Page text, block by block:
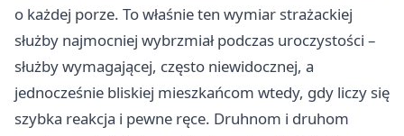
o każdej porze. To właśnie ten wymiar strażackiej
służby najmocniej wybrzmiał podczas uroczystości –
służby wymagającej, często niewidocznej, a
jednocześnie bliskiej mieszkańcom wtedy, gdy liczy się
szybka reakcja i pewne ręce. Druhnom i druhom